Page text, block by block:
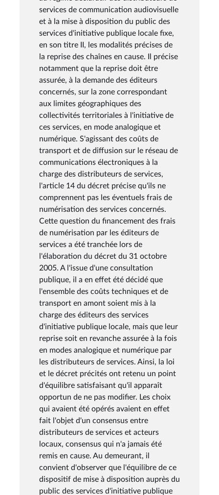
services de communication audiovisuelle
et à la mise à disposition du public des
services d'initiative publique locale fixe,
en son titre II, les modalités précises de
la reprise des chaînes en cause. Il précise
notamment que la reprise doit être
assurée, à la demande des éditeurs
concernés, sur la zone correspondant
aux limites géographiques des
collectivités territoriales à l'initiative de
ces services, en mode analogique et
numérique. S'agissant des coûts de
transport et de diffusion sur le réseau de
communications électroniques à la
charge des distributeurs de services,
l'article 14 du décret précise qu'ils ne
comprennent pas les éventuels frais de
numérisation des services concernés.
Cette question du financement des frais
de numérisation par les éditeurs de
services a été tranchée lors de
l'élaboration du décret du 31 octobre
2005. A l'issue d'une consultation
publique, il a en effet été décidé que
l'ensemble des coûts techniques et de
transport en amont soient mis à la
charge des éditeurs des services
d'initiative publique locale, mais que leur
reprise soit en revanche assurée à la fois
en modes analogique et numérique par
les distributeurs de services. Ainsi, la loi
et le décret précités ont retenu un point
d'équilibre satisfaisant qu'il apparaît
opportun de ne pas modifier. Les choix
qui avaient été opérés avaient en effet
fait l'objet d'un consensus entre
distributeurs de services et acteurs
locaux, consensus qui n'a jamais été
remis en cause. Au demeurant, il
convient d'observer que l'équilibre de ce
dispositif de mise à disposition auprès du
public des services d'initiative publique